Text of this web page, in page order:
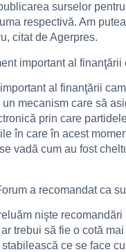
surselor
respectivă. Am
citat de Agerpres.
important al
al finanţării
mecanism care să
prin care
în care în acest
vadă cum au fost
a recomandat ca
nişte
trebui să fie o cotă
ce se face